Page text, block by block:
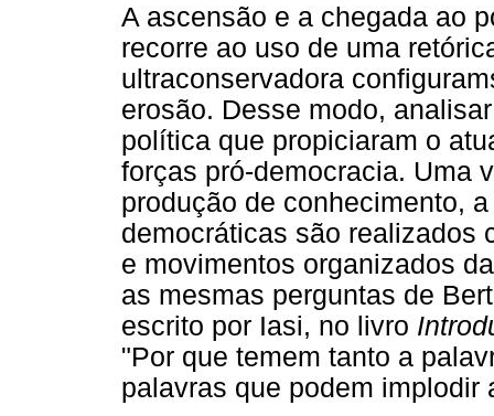
A ascensão e a chegada ao
recorre ao uso de uma
ultraconservadora
erosão. Desse modo,
política que propiciaram o
forças pró-democracia. Uma
produção de conhecimento,
democráticas são realizados
e movimentos organizados
as mesmas perguntas de
escrito por Iasi, no livro
"Por que temem tanto a
palavras que podem